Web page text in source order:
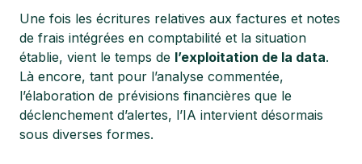
Une fois les écritures relatives aux factures et notes
de frais intégrées en comptabilité et la situation
établie, vient le temps de l’exploitation de la data.
Là encore, tant pour l’analyse commentée,
l’élaboration de prévisions financières que le
déclenchement d’alertes, l’IA intervient désormais
sous diverses formes.